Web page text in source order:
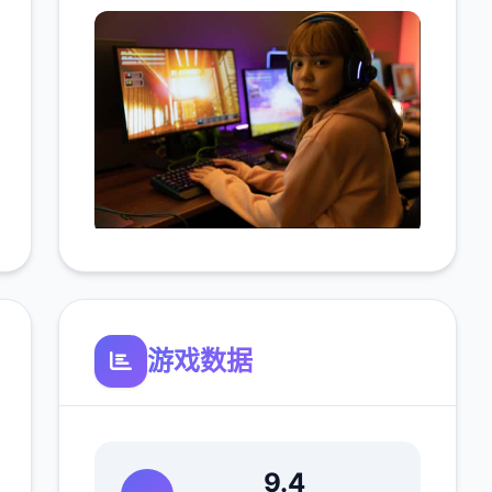
游戏数据
9.4